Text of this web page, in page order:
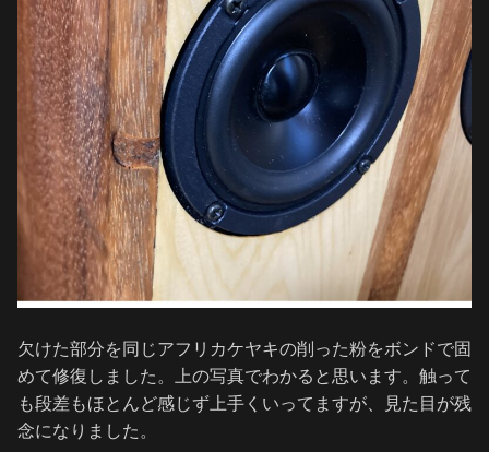
欠けた部分を同じアフリカケヤキの削った粉をボンドで固
めて修復しました。上の写真でわかると思います。触って
も段差もほとんど感じず上手くいってますが、見た目が残
念になりました。